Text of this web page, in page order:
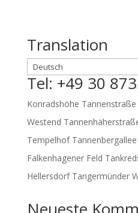
Translation
Tel: +49 30
Konradshöhe Tannenstraße
Westend
Tempelhof Tannenbergallee
Falkenhagener Feld
Hellersdorf Tangermünder